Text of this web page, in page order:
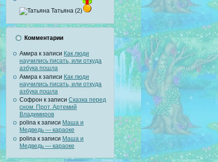
Татьяна (2)
Комментарии
Амира к записи Как люди
научились писать, или откуда
азбука пошла
Амира к записи Как люди
научились писать, или откуда
азбука пошла
Софрон к записи Сказка перед
сном. Прот. Артемий
Владимиров
polina к записи Маша и
Медведь — караоке
polina к записи Маша и
Медведь — караоке